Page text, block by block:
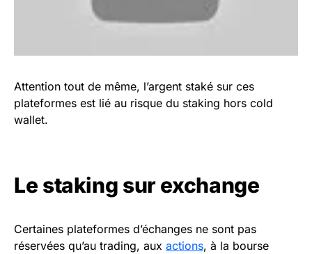
Attention tout de même, l’argent staké sur ces
plateformes est lié au risque du staking hors cold
wallet.
Le staking sur exchange
Certaines plateformes d’échanges ne sont pas
réservées qu’au trading, aux actions, à la bourse